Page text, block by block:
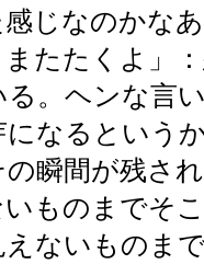
じなのかな
たたくよ」
。ヘンな言
になるという
瞬間が残さ
ものまでそ
ないものま